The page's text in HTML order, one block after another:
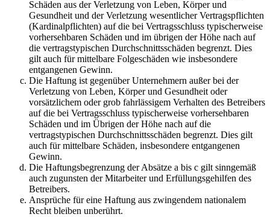
Schäden aus der Verletzung von Leben, Körper und
Gesundheit und der Verletzung wesentlicher Vertragspflichten
(Kardinalpflichten) auf die bei Vertragsschluss typischerweise
vorhersehbaren Schäden und im übrigen der Höhe nach auf
die vertragstypischen Durchschnittsschäden begrenzt. Dies
gilt auch für mittelbare Folgeschäden wie insbesondere
entgangenen Gewinn.
Die Haftung ist gegenüber Unternehmern außer bei der
Verletzung von Leben, Körper und Gesundheit oder
vorsätzlichem oder grob fahrlässigem Verhalten des Betreibers
auf die bei Vertragsschluss typischerweise vorhersehbaren
Schäden und im Übrigen der Höhe nach auf die
vertragstypischen Durchschnittsschäden begrenzt. Dies gilt
auch für mittelbare Schäden, insbesondere entgangenen
Gewinn.
Die Haftungsbegrenzung der Absätze a bis c gilt sinngemäß
auch zugunsten der Mitarbeiter und Erfüllungsgehilfen des
Betreibers.
Ansprüche für eine Haftung aus zwingendem nationalem
Recht bleiben unberührt.